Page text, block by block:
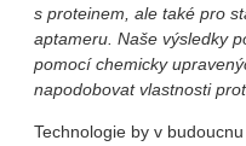
s proteinem, ale také pro
aptameru. Naše výsledky
pomocí chemicky
napodobovat vlastnosti
Technologie by v